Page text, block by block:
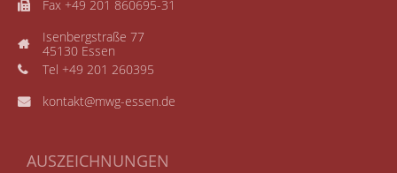
Fax +49 201 860695-31
Isenbergstraße 77
45130 Essen
Tel +49 201 260395
kontakt@mwg-essen.de
AUSZEICHNUNGEN